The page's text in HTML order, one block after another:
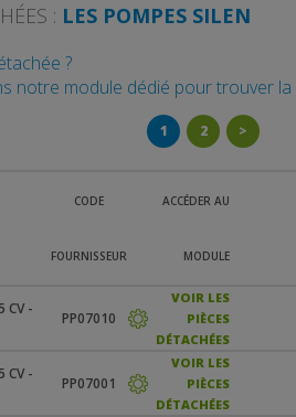
: LES POMPES SILEN
?
notre module dédié pour trouver la
1 2 >
CODE
FOURNISSEUR
ACCÉDER AU
MODULE
CV -
PP07010
VOIR LES
PIÈCES
DÉTACHÉES
CV -
PP07001
VOIR LES
PIÈCES
DÉTACHÉES